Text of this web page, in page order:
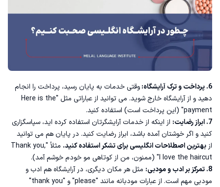
6. پرداخت و ترک آرایشگاه:
وقتی خدمات به پایان رسید، پرداخت را انجام
دهید و از آرایشگاه خارج شوید. می توانید از عباراتی مثل "Here is the
payment" (این پرداخت است) استفاده کنید.
7. ابراز رضایت:
از اینکه از خدمات آرایشگرتان استفاده کرده اید، سپاسگزاری
کنید و اگر خوشتان آمده باشد، ابراز رضایت کنید. در پایان هم می توانید
از بهترین اصطلاحات انگلیسی برای تشکراستفاده کنید.
مثلاً "Thank you,
I love the haircut" (ممنون، من از کوتاهی مو خودم خوشم آمد).
8. تمرکز بر ادب و مودبی:
مثل هر مکان دیگری، در آرایشگاه هم ادب و
مودبی مهم است. از عبارات مودبانه مانند "please" و "thank you"